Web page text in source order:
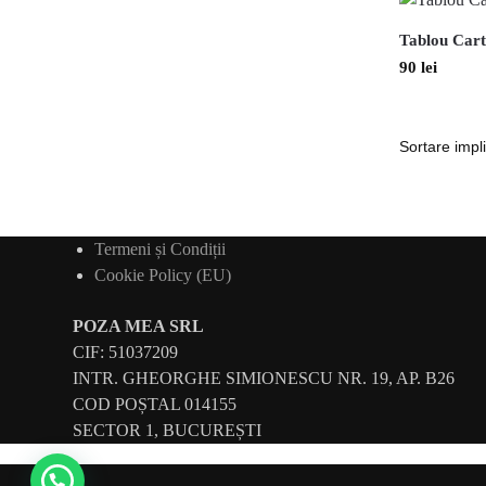
Tablou
90 lei
Termeni și Condiții
Cookie Policy (EU)
POZA MEA SRL
CIF: 51037209
INTR. GHEORGHE SIMIONESCU NR. 19, AP. B26
COD POȘTAL 014155
SECTOR 1, BUCUREȘTI